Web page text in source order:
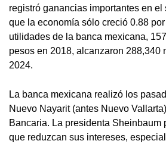
registró ganancias importantes en
que la economía sólo creció 0.88
utilidades de la banca mexicana,
pesos en 2018, alcanzaron 288,340
2024.
La banca mexicana realizó los
Nuevo Nayarit (antes Nuevo
Bancaria. La presidenta Sheinbaum
que reduzcan sus intereses,